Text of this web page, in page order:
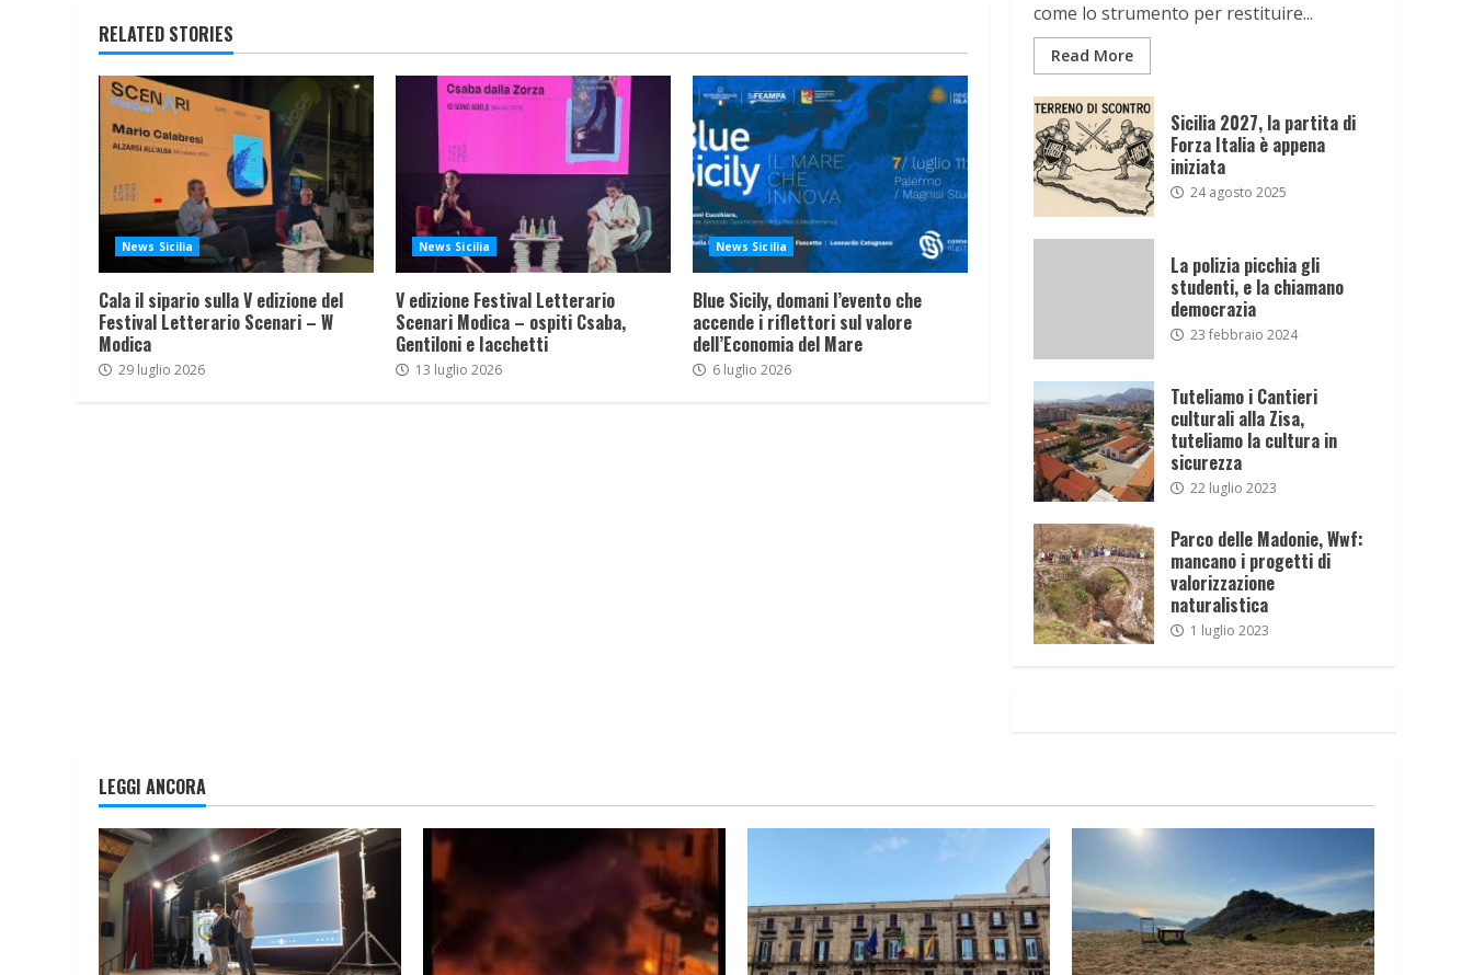
RELATED STORIES
News Sicilia
Cala il sipario sulla V edizione del
Festival Letterario Scenari – W
Modica
29 luglio 2026
News Sicilia
V edizione Festival Letterario
Scenari Modica – ospiti Csaba,
Gentiloni e Iacchetti
13 luglio 2026
News Sicilia
Blue Sicily, domani l’evento che
accende i riflettori sul valore
dell’Economia del Mare
6 luglio 2026
come lo strumento per restituire...
Read More
Sicilia 2027, la partita di
Forza Italia è appena
iniziata
24 agosto 2025
La polizia picchia gli
studenti, e la chiamano
democrazia
23 febbraio 2024
Tuteliamo i Cantieri
culturali alla Zisa,
tuteliamo la cultura in
sicurezza
22 luglio 2023
Parco delle Madonie, Wwf:
mancano i progetti di
valorizzazione
naturalistica
1 luglio 2023
LEGGI ANCORA